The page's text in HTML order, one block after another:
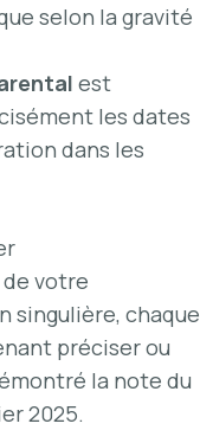
selon la gravité
est
les dates
dans les
votre
singulière, chaque
préciser ou
la note du
2025.